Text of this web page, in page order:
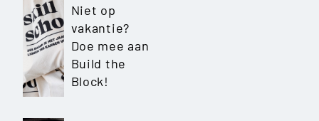
Niet op
vakantie?
Doe mee aan
Build the
Block!